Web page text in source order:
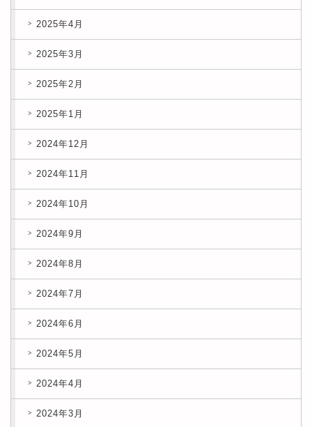
2025年4月
2025年3月
2025年2月
2025年1月
2024年12月
2024年11月
2024年10月
2024年9月
2024年8月
2024年7月
2024年6月
2024年5月
2024年4月
2024年3月